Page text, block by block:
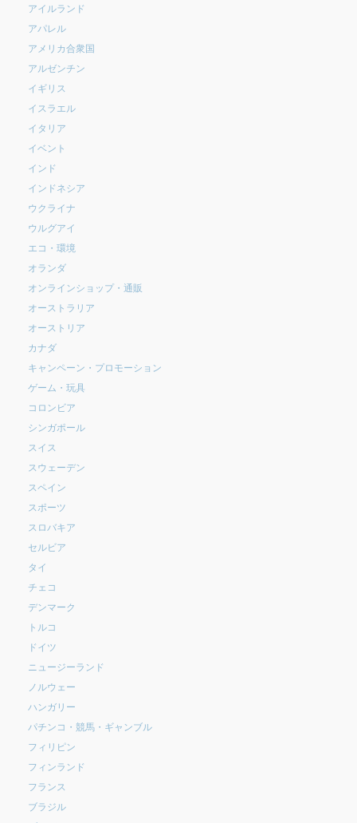
アイルランド
アパレル
アメリカ合衆国
アルゼンチン
イギリス
イスラエル
イタリア
イベント
インド
インドネシア
ウクライナ
ウルグアイ
エコ・環境
オランダ
オンラインショップ・通販
オーストラリア
オーストリア
カナダ
キャンペーン・プロモーション
ゲーム・玩具
コロンビア
シンガポール
スイス
スウェーデン
スペイン
スポーツ
スロバキア
セルビア
タイ
チェコ
デンマーク
トルコ
ドイツ
ニュージーランド
ノルウェー
ハンガリー
パチンコ・競馬・ギャンブル
フィリピン
フィンランド
フランス
ブラジル